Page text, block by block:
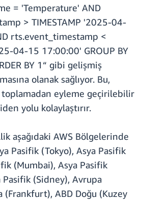
= 'Temperature' AND
> TIMESTAMP '2025-04-
rts.event_timestamp <
04-15 17:00:00' GROUP BY
BY 1“ gibi gelişmiş
olanak sağlıyor. Bu,
eyleme geçirilebilir
yolu kolaylaştırır.
aşağıdaki AWS Bölgelerinde
Pasifik (Tokyo), Asya Pasifik
(Mumbai), Asya Pasifik
Pasifik (Sidney), Avrupa
(Frankfurt), ABD Doğu (Kuzey